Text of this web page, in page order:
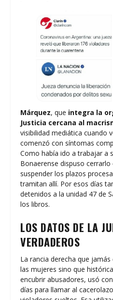
Márquez, que integra la
Justicia cercana al
visibilidad mediática cuando
comenzó con síntomas
Como había ido a trabajar a
Bonaerense dispuso
suspender los plazos
tramitan allí. Por esos días
detenidos a la unidad 47 de
los libros.
LOS DATOS DE LA
VERDADEROS
La rancia derecha que
las mujeres sino que
encubrir abusadores, usó
días para llamar al